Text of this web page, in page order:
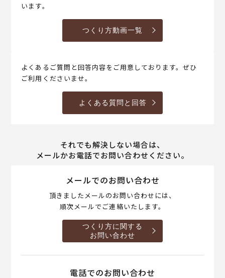
います。
つくり方動画一覧
よくあるご質問と回答内容をご用意しております。ぜひ
ご利用くださいませ。
よくある質問と回答
それでも解決しない場合は、
メールかお電話でお問い合わせください。
メールでのお問い合わせ
頂きましたメールのお問い合わせには、
順次メールでご連絡いたします。
つくり方に関する
お問い合わせ
電話でのお問い合わせ